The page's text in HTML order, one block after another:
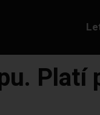
Platí